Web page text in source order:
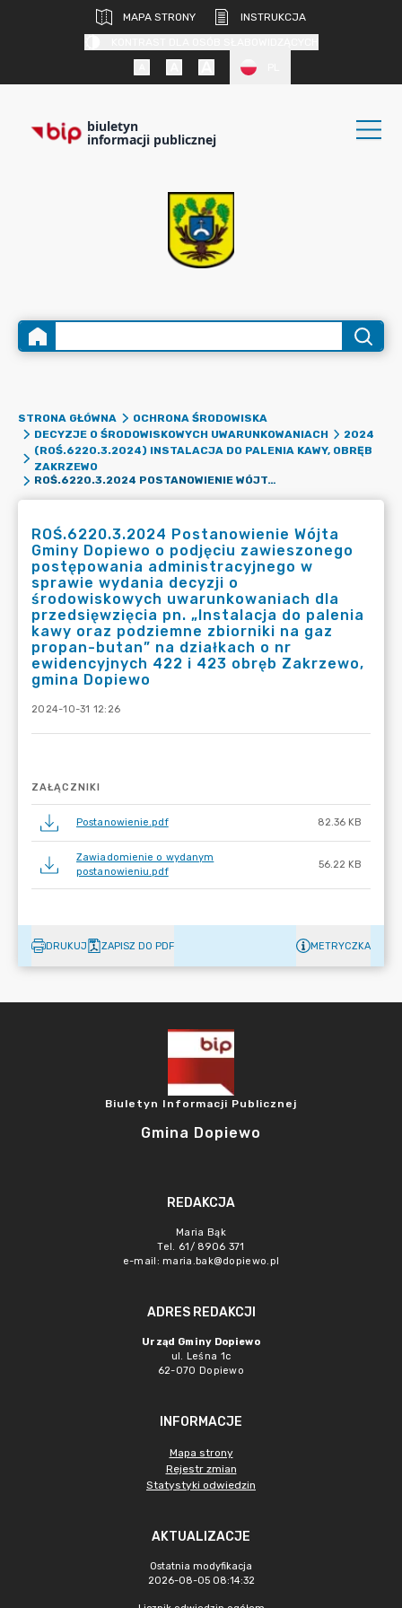
MAPA STRONY
INSTRUKCJA
biuletyn
informacji publicznej
STRONA GŁÓWNA
OCHRONA ŚRODOWISKA
DECYZJE O ŚRODOWISKOWYCH UWARUNKOWANIACH
2024
(ROŚ.6220.3.2024) INSTALACJA DO PALENIA KAWY, OBRĘB
ZAKRZEWO
ROŚ.6220.3.2024 POSTANOWIENIE WÓJTA GMINY DOPIEWO O PODJĘCIU ZAWIESZONEGO POSTĘPOWANIA ADMINISTRACYJNEGO W SPRAWIE WYDANIA DECYZJI O ŚRODOWISKOWYCH UWARUNKOWANIACH DLA PRZEDSIĘWZIĘCIA PN. „INSTALACJA DO PALENIA KAWY ORAZ PODZIEMNE ZBIORNIKI NA GAZ PROPAN-BUTAN” NA DZIAŁKACH O NR EWIDENCYJNYCH 422 I 423 OBRĘB ZAKRZEWO, GMINA DOPIEWO
ROŚ.6220.3.2024 Postanowienie Wójta
Gminy Dopiewo o podjęciu zawieszonego
postępowania administracyjnego w
sprawie wydania decyzji o
środowiskowych uwarunkowaniach dla
przedsięwzięcia pn. „Instalacja do palenia
kawy oraz podziemne zbiorniki na gaz
propan-butan” na działkach o nr
ewidencyjnych 422 i 423 obręb Zakrzewo,
gmina Dopiewo
2024-10-31 12:26
ZAŁĄCZNIKI
Postanowienie.pdf 82.36 KB
Zawiadomienie o wydanym
postanowieniu.pdf
56.22 KB
DRUKUJ ZAPISZ DO PDF METRYCZKA
Biuletyn Informacji Publicznej
Gmina Dopiewo
REDAKCJA
Maria Bąk
Tel. 61/ 8906 371
e-mail: maria.bak@dopiewo.pl
ADRES REDAKCJI
Urząd Gminy Dopiewo
ul. Leśna 1c
62-070 Dopiewo
INFORMACJE
Mapa strony
Rejestr zmian
Statystyki odwiedzin
AKTUALIZACJE
Ostatnia modyfikacja
2026-08-05 08:14:32